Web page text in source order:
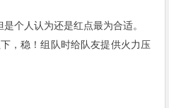
个人认为还是红点最为合适。
，稳！组队时给队友提供火力压